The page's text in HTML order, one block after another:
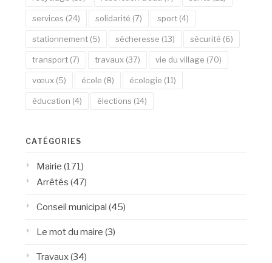
services (24) solidarité (7) sport (4)
stationnement (5) sécheresse (13) sécurité (6)
transport (7) travaux (37) vie du village (70)
vœux (5) école (8) écologie (11)
éducation (4) élections (14)
CATÉGORIES
Mairie (171)
Arrêtés (47)
Conseil municipal (45)
Le mot du maire (3)
Travaux(34)